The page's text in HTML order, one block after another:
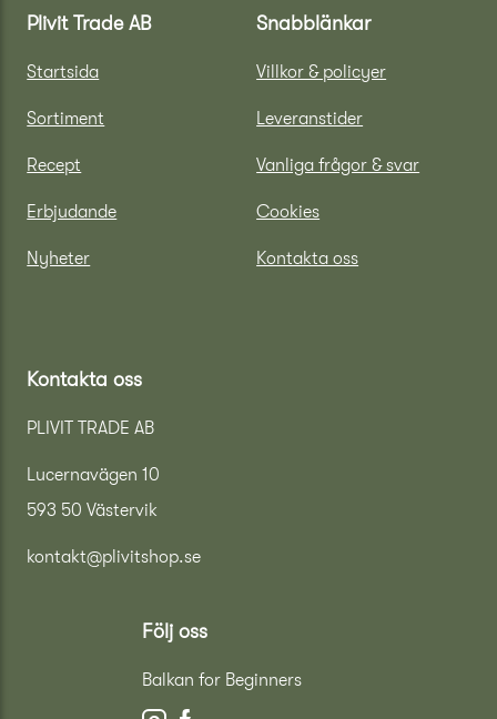
Plivit Trade AB
Startsida
Sortiment
Recept
Erbjudande
Nyheter
Snabblänkar
Villkor & policyer
Leveranstider
Vanliga frågor & svar
Cookies
Kontakta oss
Kontakta oss
PLIVIT TRADE AB
Lucernavägen 10
593 50 Västervik
kontakt@plivitshop.se
Följ oss
Balkan for Beginners